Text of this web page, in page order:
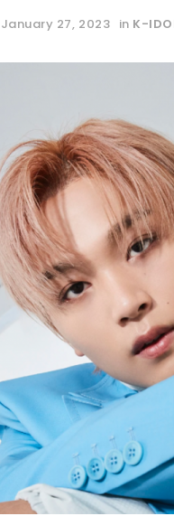
January 27, 2023 in K-